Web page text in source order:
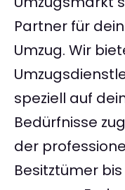
Partner für
Umzug. Wir
speziell auf
Bedürfnisse
der
Besitztümer